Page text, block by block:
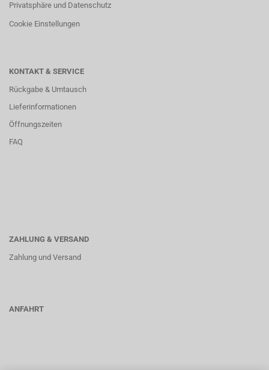
Privatsphäre und Datenschutz
Cookie Einstellungen
KONTAKT & SERVICE
Rückgabe & Umtausch
Lieferinformationen
Öffnungszeiten
FAQ
ZAHLUNG & VERSAND
Zahlung und Versand
ANFAHRT